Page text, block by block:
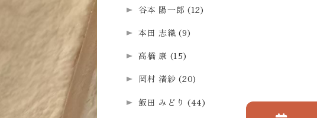
谷本 陽一郎 (12)
本田 志織 (9)
高橋 康 (15)
岡村 渚紗 (20)
飯田 みどり (44)